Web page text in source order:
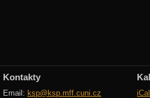
Kontakty
Email: ksp@ksp.mff.cuni.cz